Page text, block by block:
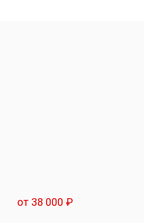
от 38 000 ₽